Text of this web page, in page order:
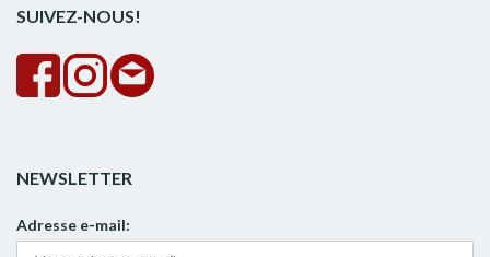
SUIVEZ-NOUS!
NEWSLETTER
Adresse e-mail: